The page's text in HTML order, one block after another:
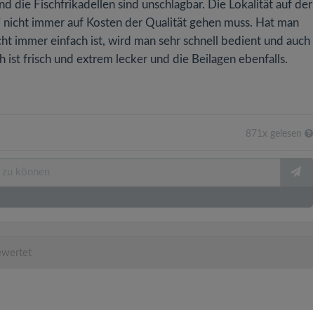
die Fischfrikadellen sind unschlagbar. Die Lokalität auf der
immer auf Kosten der Qualität gehen muss. Hat man
immer einfach ist, wird man sehr schnell bedient und auch
ist frisch und extrem lecker und die Beilagen ebenfalls.
871x gelesen